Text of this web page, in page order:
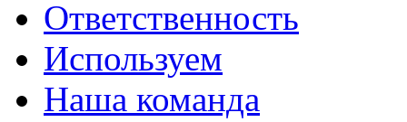
Ответственность
Используем
Наша команда